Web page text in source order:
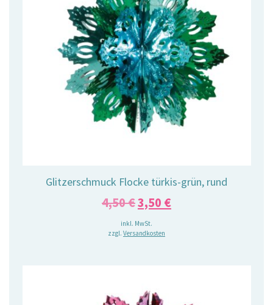
Glitzerschmuck Flocke türkis-grün, rund
4,50€Ursprünglicher
Preis
war:
3,50 €Aktueller
inkl. MwSt.
zzgl. Versandkosten